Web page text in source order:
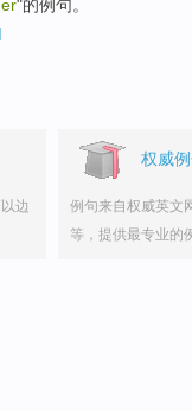
"的例句。
边
权威
例句来自权威英文
等，提供最专业的